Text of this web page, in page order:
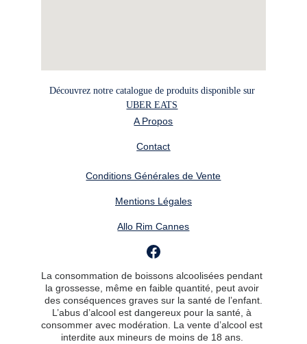
Contact
A Propos
La consommation de boissons alcoolisées pendant
la grossesse, même en faible quantité, peut avoir
des conséquences graves sur la santé de l’enfant.
L’abus d’alcool est dangereux pour la santé, à
consommer avec modération. La vente d’alcool est
interdite aux mineurs de moins de 18 ans.
Conditions Générales de Vente
Mentions Légales
Allo Rim Cannes
Découvrez notre catalogue de produits disponible sur
UBER EATS